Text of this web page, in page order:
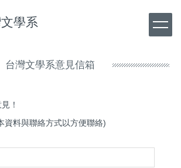
學系
台灣文學系意見信箱
！
資料與聯絡方式以方便聯絡)